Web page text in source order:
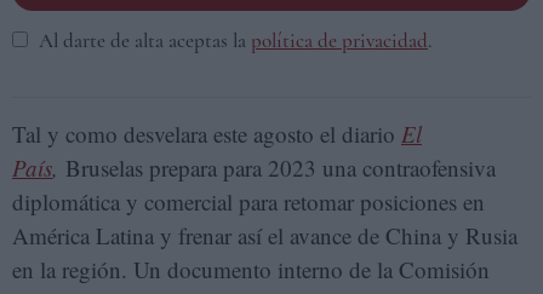
Al darte de alta aceptas la política de privacidad.
Tal y como desvelara este agosto el diario El
País, Bruselas prepara para 2023 una contraofensiva
diplomática y comercial para retomar posiciones en
América Latina y frenar así el avance de China y Rusia
en la región. Un documento interno de la Comisión